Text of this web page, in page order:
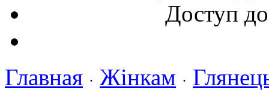
Доступ
Главная · Жінкам ·